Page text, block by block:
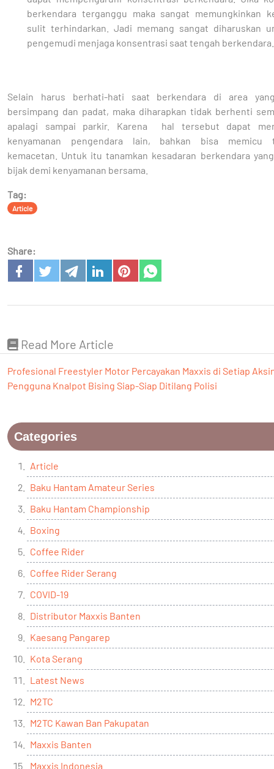
berkendara terganggu maka sangat memungkinkan
sulit terhindarkan. Jadi memang sangat diharuskan
pengemudi menjaga konsentrasi saat tengah berkendara.
Selain harus berhati-hati saat berkendara di area
bersimpang dan padat, maka diharapkan tidak berhenti
apalagi sampai parkir. Karena hal tersebut dapat
kenyamanan pengendara lain, bahkan bisa memicu
kemacetan. Untuk itu tanamkan kesadaran berkendara
bijak demi kenyamanan bersama.
Tag:
Article
Share:
Read More Article
Profesional Freestyler Motor Percayakan Maxxis di Setiap
Pengguna Knalpot Bising Siap-Siap Ditilang Polisi
Categories
Article
Baku Hantam Amateur Series
Baku Hantam Championship
Boxing
Coffee Rider
Coffee Rider Serang
COVID-19
Distributor Maxxis Banten
Kaesang Pangarep
Kota Serang
Latest News
M2TC
M2TC Kawan Ban Pakupatan
Maxxis Banten
Maxxis Indonesia